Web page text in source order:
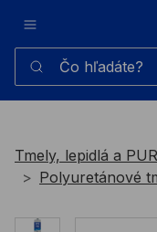
Čo hľadáte?
Tmely, lepidlá a
Polyuretánové